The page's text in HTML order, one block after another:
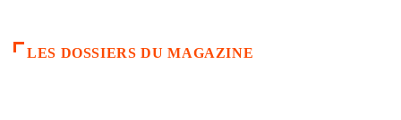
LES DOSSIERS DU MAGAZINE